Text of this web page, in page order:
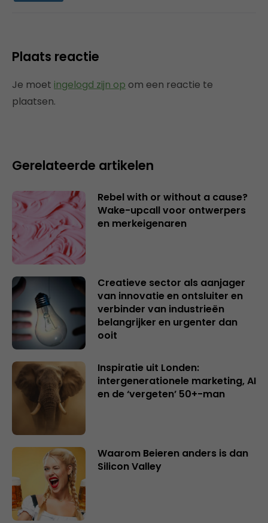
Plaats reactie
Je moet ingelogd zijn op om een reactie te
plaatsen.
Gerelateerde artikelen
Rebel with or without a cause?
Wake-upcall voor ontwerpers
en merkeigenaren
Creatieve sector als aanjager
van innovatie en ontsluiter en
verbinder van industrieën
belangrijker en urgenter dan
ooit
Inspiratie uit Londen:
intergenerationele marketing, AI
en de ‘vergeten’ 50+-man
Waarom Beieren anders is dan
Silicon Valley